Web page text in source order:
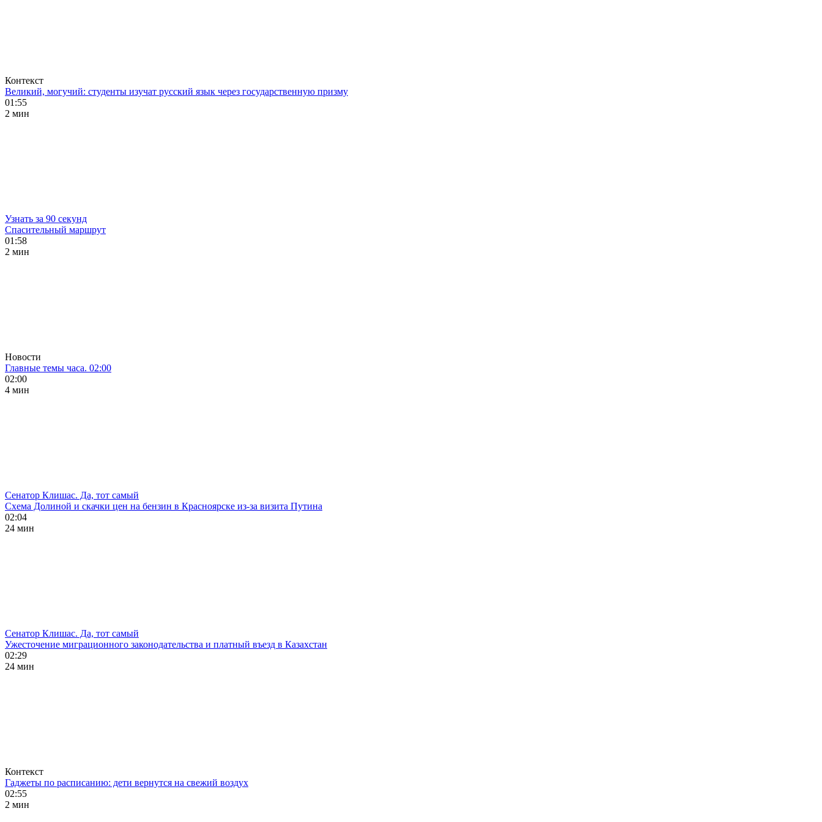
Контекст
Великий, могучий: студенты изучат русский язык через государственную призму
01:55
2 мин
Узнать за 90 секунд
Спасительный маршрут
01:58
2 мин
Новости
Главные темы часа. 02:00
02:00
4 мин
Сенатор Клишас. Да, тот самый
Схема Долиной и скачки цен на бензин в Красноярске из-за визита Путина
02:04
24 мин
Сенатор Клишас. Да, тот самый
Ужесточение миграционного законодательства и платный въезд в Казахстан
02:29
24 мин
Контекст
Гаджеты по расписанию: дети вернутся на свежий воздух
02:55
2 мин